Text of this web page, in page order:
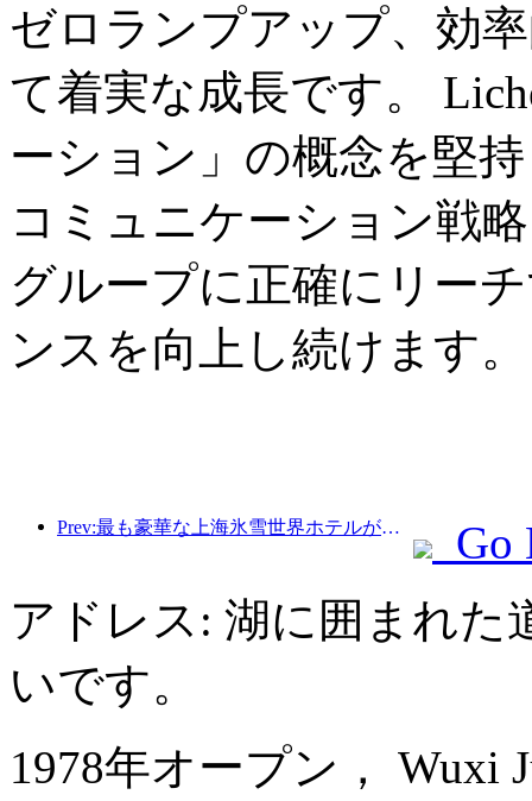
ゼロランプアップ、効
て着実な成長です。
ーション」の概念を堅
コミュニケーション戦
グループに正確にリー
ンスを向上し続けます。
Prev:最も豪華な上海氷雪世界ホテルが誕生
Go
アドレス: 湖に囲まれた
いです。
1978年オープン， Wuxi